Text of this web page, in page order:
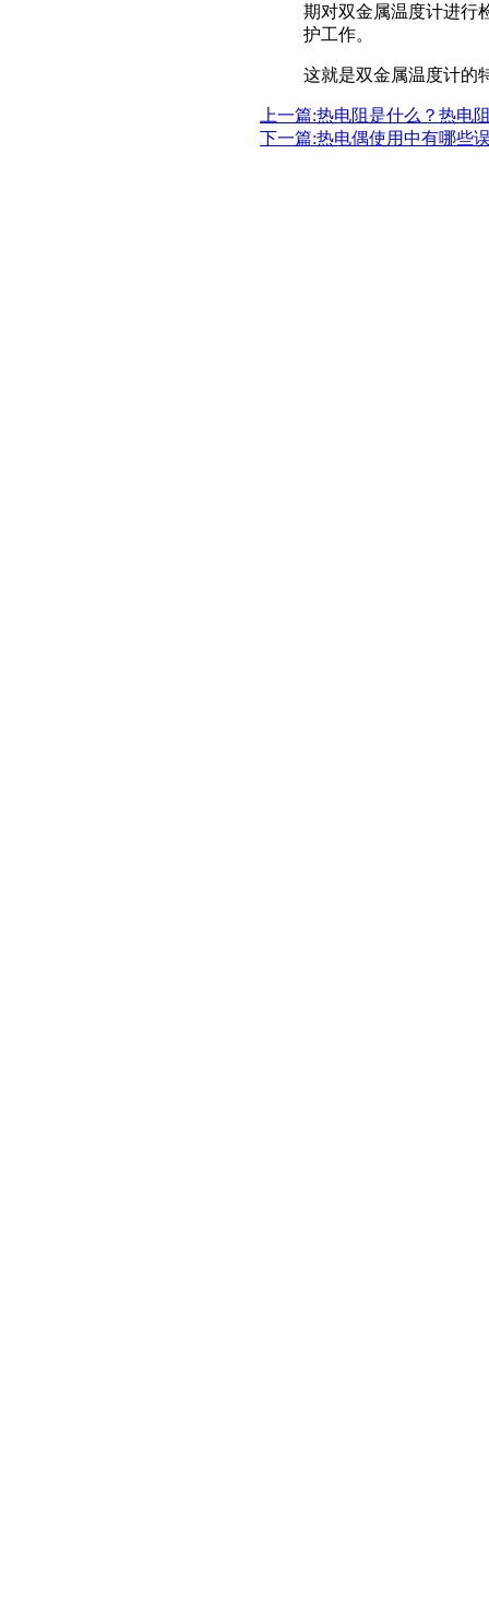
期对双金属温度计进行
护工作。
这就是双金属温度计的
上一篇:热电阻是什么？热电
下一篇:热电偶使用中有哪些